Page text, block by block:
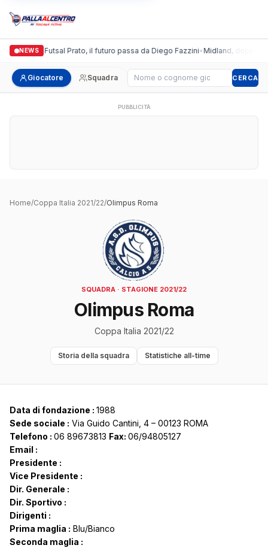
NEWS
Italgronda Futsal Prato, il futuro passa da Diego Fazzini•Midland, doppio
Giocatore Squadra Cerca giocatore CERCA
PUBBLICITÀ
Home/Coppa Italia 2021/22/Olimpus Roma
SQUADRA · STAGIONE 2021/22
Olimpus Roma
Coppa Italia 2021/22
Storia della squadra Statistiche all-time
Data di fondazione : 1988
Sede sociale : Via Guido Cantini, 4 – 00123 ROMA
Telefono : 06 89673813 Fax: 06/94805127
Email :
Presidente :
Vice Presidente :
Dir. Generale :
Dir. Sportivo :
Dirigenti :
Prima maglia : Blu/Bianco
Seconda maglia :